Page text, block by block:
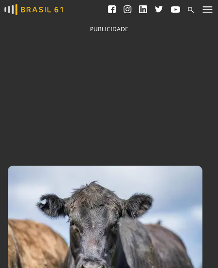
Ver todas as notícias
Saneamento
Indicadores
Brasil Mineral
Tecnologia
Cinema
Comportamento
Cultura
Economia
Educação
Infraestrutura
Internacional
Podcast
Política
Saúde
Tempo
PUBLICIDADE